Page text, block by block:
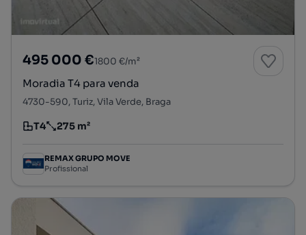
495 000 €1800 €/m²
Moradia T4 para venda
4730-590, Turiz, Vila Verde, Braga
Tipologia
T4
Preço por metro quadrado
275 m²
REMAX GRUPO MOVE
Profissional